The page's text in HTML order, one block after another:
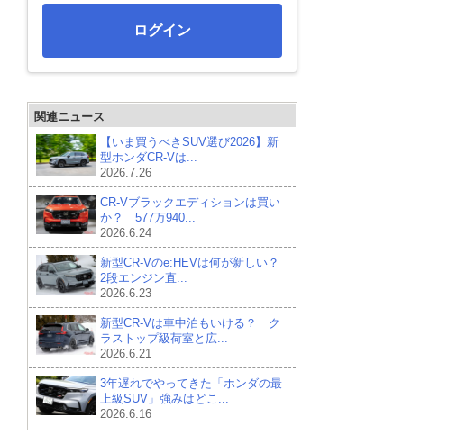
ログイン
関連ニュース
【いま買うべきSUV選び2026】新
型ホンダCR-Vは...
2026.7.26
CR-Vブラックエディションは買い
か？ 577万940...
2026.6.24
新型CR-Vのe:HEVは何が新しい？
2段エンジン直...
2026.6.23
新型CR-Vは車中泊もいける？ ク
ラストップ級荷室と広...
2026.6.21
3年遅れでやってきた「ホンダの最
上級SUV」強みはどこ...
2026.6.16